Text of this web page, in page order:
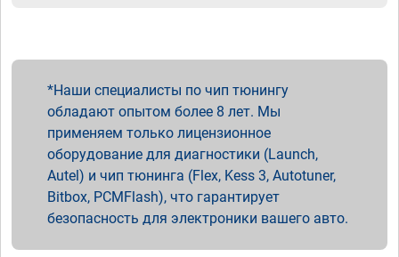
Наши специалисты по чип тюнингу
обладают опытом более 8 лет. Мы
применяем только лицензионное
оборудование для диагностики (Launch,
Autel) и чип тюнинга (Flex, Kess 3, Autotuner,
Bitbox, PCMFlash), что гарантирует
безопасность для электроники вашего авто.